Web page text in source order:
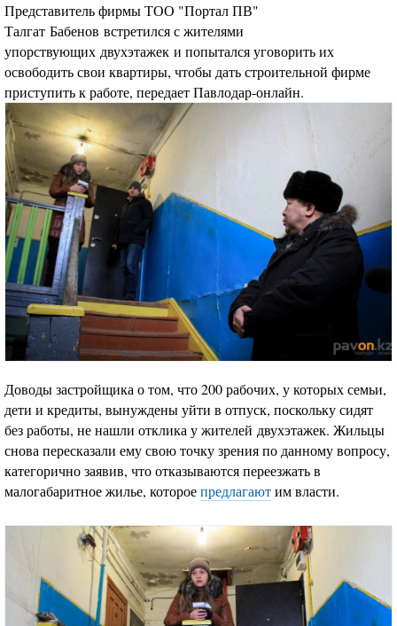
Представитель фирмы ТОО "Портал ПВ"
Талгат Бабенов встретился с жителями
упорствующих двухэтажек и попытался уговорить их
освободить свои квартиры, чтобы дать строительной фирме
приступить к работе, передает Павлодар-онлайн.
Доводы застройщика о том, что 200 рабочих, у которых семьи,
дети и кредиты, вынуждены уйти в отпуск, поскольку сидят
без работы, не нашли отклика у жителей двухэтажек. Жильцы
снова пересказали ему свою точку зрения по данному вопросу,
категорично заявив, что отказываются переезжать в
малогабаритное жилье, котороепредлагаютим власти.